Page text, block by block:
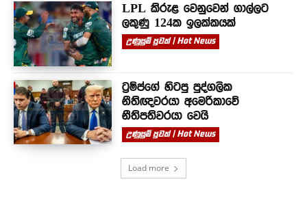
LPL කිරුළ වෙනුවෙන් ගාල්ලට
ලකුණු 124ක ඉලක්කයක්
උණුසුම් පුවත් | Hot News
ට්‍රම්ප්ගේ හිටපු පුද්ගලික
නීතිඥවරයා අමෙරිකාවේ
නීතිපතිවරයා වෙයි
උණුසුම් පුවත් | Hot News
Load more